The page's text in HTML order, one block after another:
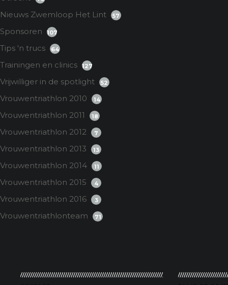
Nieuws Zwemloop Het Lint 57
Sponsoren 107
Tips 'n trucs 64
Trainingen en clinics 127
Vrijwilliger in de spotlight 52
Vrouwentriathlon 2010 14
Vrouwentriathlon 2011 18
Vrouwentriathlon 2012 7
Vrouwentriathlon 2013 13
Vrouwentriathlon 2014 11
Vrouwentriathlon 2015 4
Vrouwentriathlon 2016 3
Vrouwentriathlonteam 71